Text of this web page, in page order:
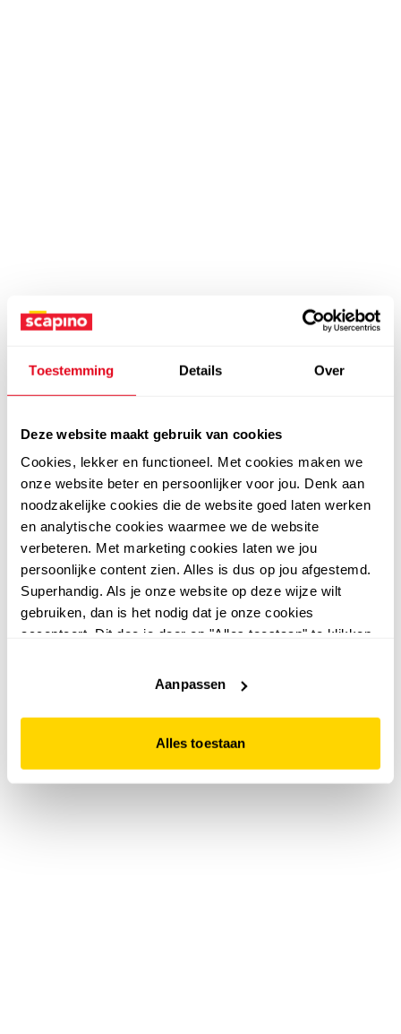
Toestemming Details Over
Deze website maakt gebruik van cookies
Cookies, lekker en functioneel. Met cookies maken we
onze website beter en persoonlijker voor jou. Denk aan
noodzakelijke cookies die de website goed laten werken
en analytische cookies waarmee we de website
verbeteren. Met marketing cookies laten we jou
persoonlijke content zien. Alles is dus op jou afgestemd.
Superhandig. Als je onze website op deze wijze wilt
gebruiken, dan is het nodig dat je onze cookies
accepteert. Dit doe je door op "Alles toestaan" te klikken.
website niet optimaal functioneert.
Aanpassen
Alles toestaan